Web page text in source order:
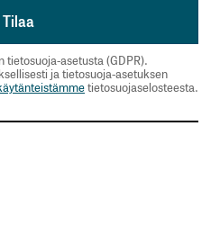
tietosuoja-asetusta (GDPR).
ja tietosuoja-asetuksen
tietosuojaselosteesta.